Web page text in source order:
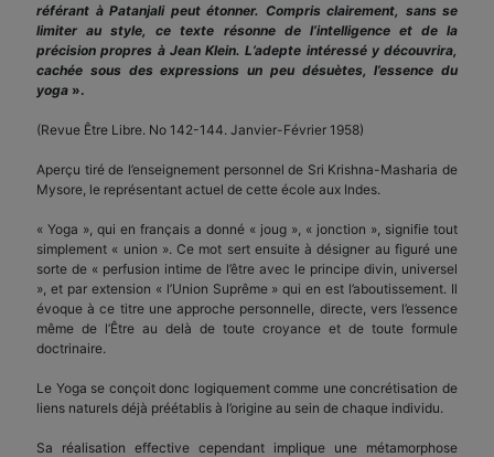
référant à Patanjali peut étonner. Compris clairement, sans se
limiter au style, ce texte résonne de l’intelligence et de la
précision propres à Jean Klein. L’adepte intéressé y découvrira,
cachée sous des expressions un peu désuètes, l’essence du
yoga ».
(Revue Être Libre. No 142-144. Janvier-Février 1958)
Aperçu tiré de l’enseignement personnel de Sri Krishna-Masharia de
Mysore, le représentant actuel de cette école aux Indes.
« Yoga », qui en français a donné « joug », « jonction », signifie tout
simplement « union ». Ce mot sert ensuite à désigner au figuré une
sorte de « perfusion intime de l’être avec le principe divin, universel
», et par extension « l’Union Suprême » qui en est l’aboutissement. Il
évoque à ce titre une approche personnelle, directe, vers l’essence
même de l’Être au delà de toute croyance et de toute formule
doctrinaire.
Le Yoga se conçoit donc logiquement comme une concrétisation de
liens naturels déjà préétablis à l’origine au sein de chaque individu.
Sa réalisation effective cependant implique une métamorphose